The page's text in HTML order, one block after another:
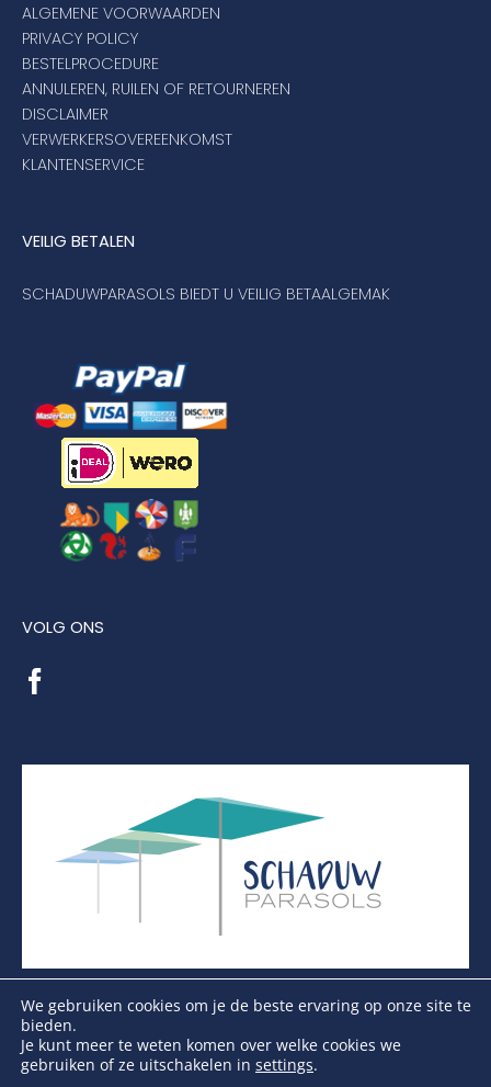
ALGEMENE VOORWAARDEN
PRIVACY POLICY
BESTELPROCEDURE
ANNULEREN, RUILEN OF RETOURNEREN
DISCLAIMER
VERWERKERSOVEREENKOMST
KLANTENSERVICE
VEILIG BETALEN
SCHADUWPARASOLS BIEDT U VEILIG BETAALGEMAK
VOLG ONS
Copyright Schaduwparasols © 2026. Alle Rechten
We gebruiken cookies om je de beste ervaring op onze site te
bieden.
Je kunt meer te weten komen over welke cookies we
gebruiken of ze uitschakelen in settings.